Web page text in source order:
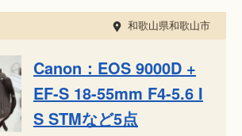
和歌山県和歌山市
Canon：EOS 9000D +
EF-S 18-55mm F4-5.6 I
S STMなど5点